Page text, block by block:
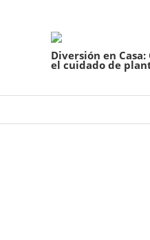
Diversión en
el cuidado de